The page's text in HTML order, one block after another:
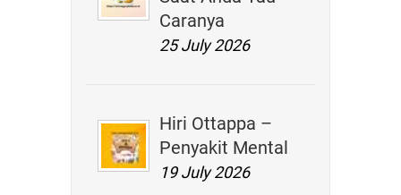
Caranya
25 July 2026
Hiri Ottappa –
Penyakit Mental
19 July 2026